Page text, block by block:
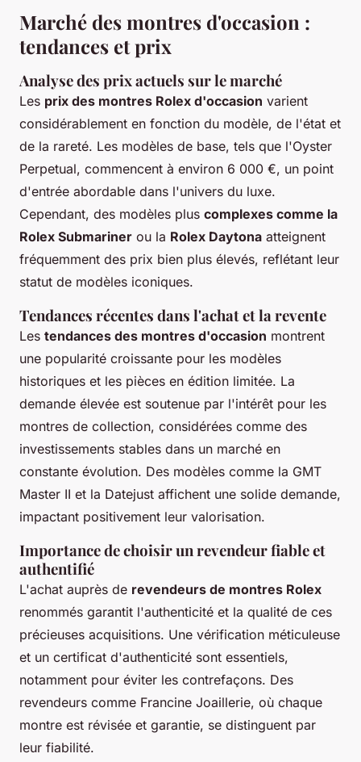
Marché des montres d'occasion :
tendances et prix
Analyse des prix actuels sur le marché
Les prix des montres Rolex d'occasion varient
considérablement en fonction du modèle, de l'état et
de la rareté. Les modèles de base, tels que l'Oyster
Perpetual, commencent à environ 6 000 €, un point
d'entrée abordable dans l'univers du luxe.
Cependant, des modèles plus complexes comme la
Rolex Submariner ou la Rolex Daytona atteignent
fréquemment des prix bien plus élevés, reflétant leur
statut de modèles iconiques.
Tendances récentes dans l'achat et la revente
Les tendances des montres d'occasion montrent
une popularité croissante pour les modèles
historiques et les pièces en édition limitée. La
demande élevée est soutenue par l'intérêt pour les
montres de collection, considérées comme des
investissements stables dans un marché en
constante évolution. Des modèles comme la GMT
Master II et la Datejust affichent une solide demande,
impactant positivement leur valorisation.
Importance de choisir un revendeur fiable et
authentifié
L'achat auprès de revendeurs de montres Rolex
renommés garantit l'authenticité et la qualité de ces
précieuses acquisitions. Une vérification méticuleuse
et un certificat d'authenticité sont essentiels,
notamment pour éviter les contrefaçons. Des
revendeurs comme Francine Joaillerie, où chaque
montre est révisée et garantie, se distinguent par
leur fiabilité.